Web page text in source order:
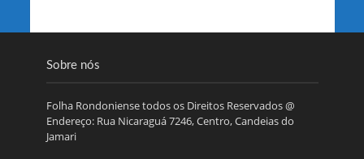
Sobre nós
Folha Rondoniense todos os Direitos Reservados @
Endereço: Rua Nicaraguá 7246, Centro, Candeias do
Jamari